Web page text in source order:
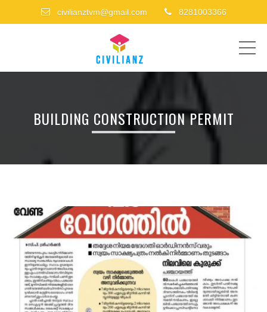
civilianztvm@gmail.com 8281003366
BUILDING CONSTRUCTION PERMIT